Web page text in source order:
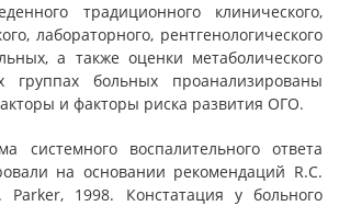
традиционного клинического,
лабораторного, рентгенологического
а также оценки метаболического
группах больных проанализированы
и факторы риска развития ОГО.
системного воспалительного ответа
на основании рекомендаций R.C.
1998. Констатация у больного